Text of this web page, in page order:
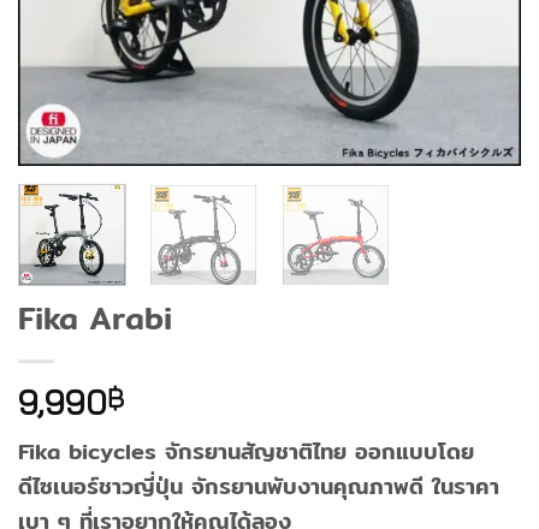
Fika Arabi
9,990฿
Fika bicycles จักรยานสัญชาติไทย ออกแบบโดย
ดีไซเนอร์ชาวญี่ปุ่น จักรยานพับงานคุณภาพดี ในราคา
เบา ๆ ที่เราอยากให้คุณได้ลอง